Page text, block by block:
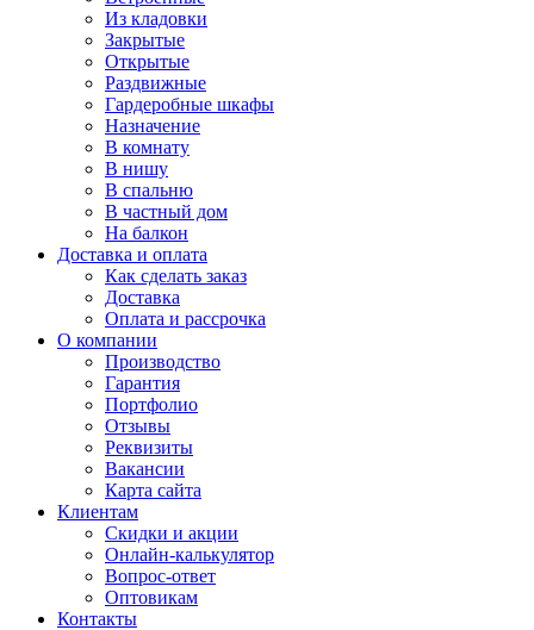
Из кладовки
Закрытые
Открытые
Раздвижные
Гардеробные шкафы
Назначение
В комнату
В нишу
В спальню
В частный дом
На балкон
Доставка и оплата
Как сделать заказ
Доставка
Оплата и рассрочка
О компании
Производство
Гарантия
Портфолио
Отзывы
Реквизиты
Вакансии
Карта сайта
Клиентам
Скидки и акции
Онлайн-калькулятор
Вопрос-ответ
Оптовикам
Контакты